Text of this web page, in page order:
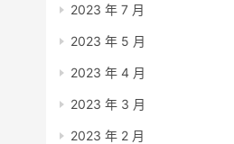
2023 年 7 月
2023 年 5 月
2023 年 4 月
2023 年 3 月
2023 年 2 月